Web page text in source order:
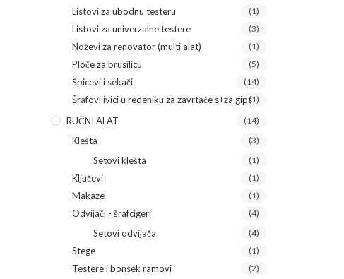
Listovi za ubodnu testeru (1)
Listovi za univerzalne testere (3)
Noževi za renovator (multi alat) (1)
Ploče za brusilicu (5)
Špicevi i sekači (14)
Šrafovi ivici u redeniku za zavrtače s+za gips(1)
RUČNI ALAT (14)
Klešta (3)
Setovi klešta (1)
Ključevi (1)
Makaze (1)
Odvijači - šrafcigeri (4)
Setovi odvijača (4)
Stege (1)
Testere i bonsek ramovi (2)